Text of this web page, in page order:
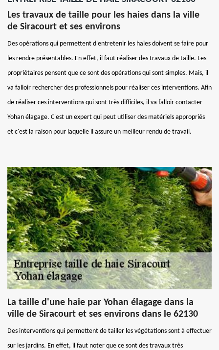
Les travaux de taille pour les haies dans la ville
de Siracourt et ses environs
Des opérations qui permettent d'entretenir les haies doivent se faire pour
les rendre présentables. En effet, il faut réaliser des travaux de taille. Les
propriétaires pensent que ce sont des opérations qui sont simples. Mais, il
va falloir rechercher des professionnels pour réaliser ces interventions. Afin
de réaliser ces interventions qui sont très difficiles, il va falloir contacter
Yohan élagage. C'est un expert qui peut utiliser des matériels appropriés
et c'est la raison pour laquelle il assure un meilleur rendu de travail.
La taille d'une haie par Yohan élagage dans la
ville de Siracourt et ses environs dans le 62130
Des interventions qui permettent de tailler les végétations sont à effectuer
sur les jardins. En effet, il faut noter que ce sont des travaux très